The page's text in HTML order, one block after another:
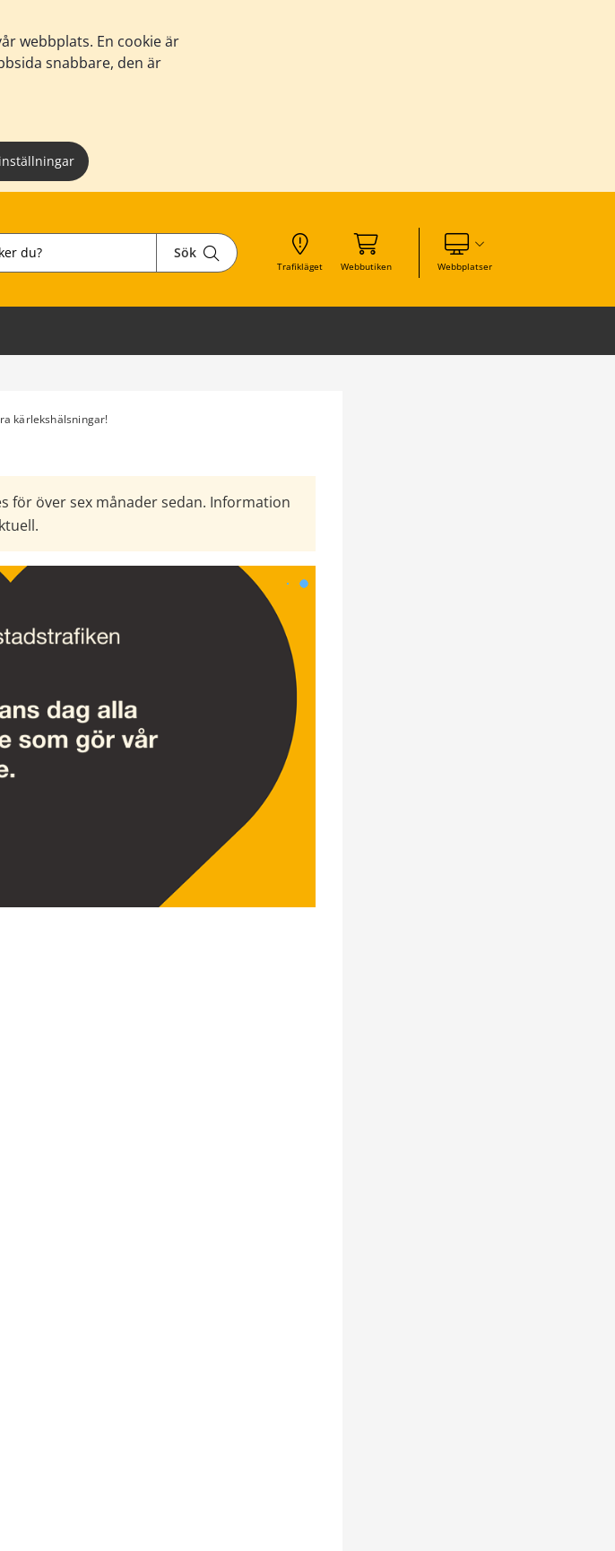
webbplats. En cookie är
snabbare, den är
Sök
Trafikläget Webbutiken WebbplatserVisa våra andra webbplatser
kärlekshälsningar!
för över sex månader sedan. Information